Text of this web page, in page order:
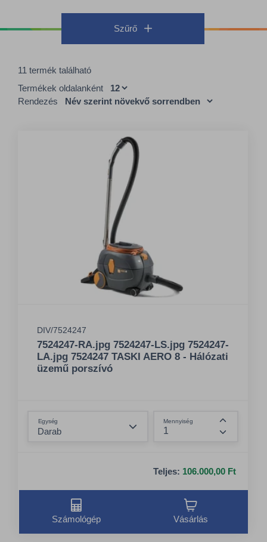
Szűrő
11 termék található
Termékek oldalanként
Rendezés
DIV/7524247
7524247-RA.jpg 7524247-LS.jpg 7524247-
LA.jpg 7524247 TASKI AERO 8 - Hálózati
üzemű porszívó
Egység Mennyiség
Összeg
Teljes: 106.000,00 Ft
Számológép Vásárlás